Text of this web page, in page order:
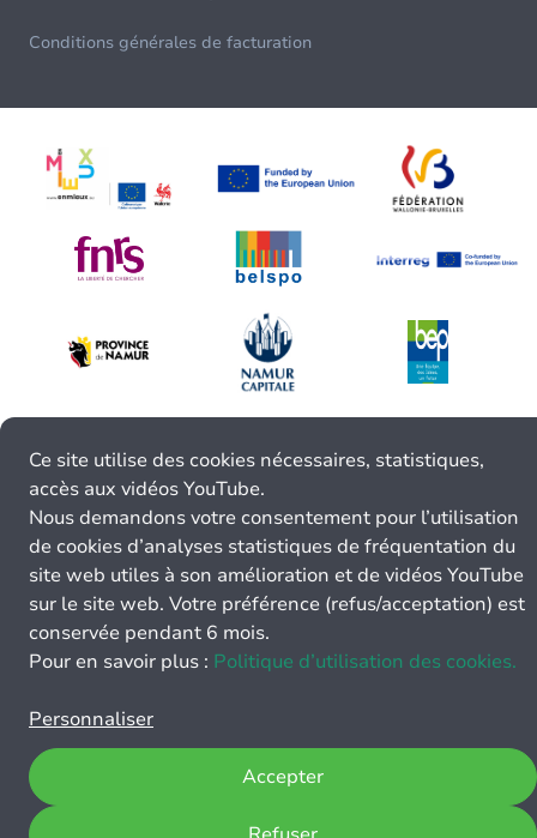
Conditions générales de facturation
Ce site utilise des cookies nécessaires, statistiques,
accès aux vidéos YouTube.
Nous demandons votre consentement pour l’utilisation
de cookies d’analyses statistiques de fréquentation du
site web utiles à son amélioration et de vidéos YouTube
sur le site web. Votre préférence (refus/acceptation) est
conservée pendant 6 mois.
Pour en savoir plus : Politique d’utilisation des cookies.
Personnaliser
Accepter